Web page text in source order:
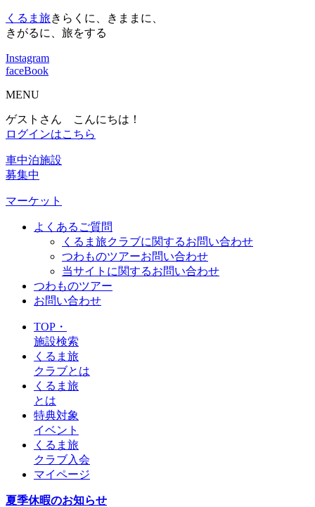
くるま旅きらくに、きままに、
きがるに、旅をする
Instagram
faceBook
MENU
ゲストさん こんにちは！
ログインはこちら
車中泊施設
募集中
マーケット
よくあるご質問
くるま旅クラブに関するお問い合わせ
つわものツアーお問い合わせ
当サイトに関するお問い合わせ
つわものツアー
お問い合わせ
TOP・
施設検索
くるま旅
クラブとは
くるま旅
とは
特典対象
イベント
くるま旅
クラブ入会
マイページ
夏季休暇のお知らせ